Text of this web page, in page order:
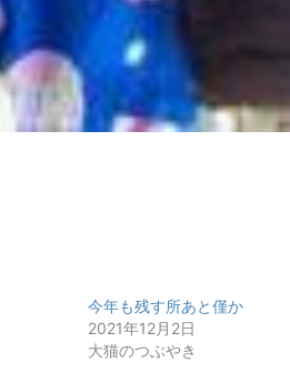
今年も残す所あと僅か
2021年12月2日
大猫のつぶやき